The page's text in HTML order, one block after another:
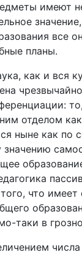
имеют
все
планы.
как и вся
отделом
ныне как по
что
таки в